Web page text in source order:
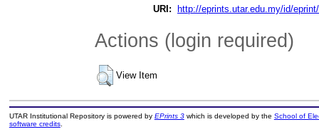
URI:
http://eprints.utar.edu.my/id/
Actions (login required)
View Item
UTAR Institutional Repository is powered by EPrints 3which is developed by the School of
software credits.